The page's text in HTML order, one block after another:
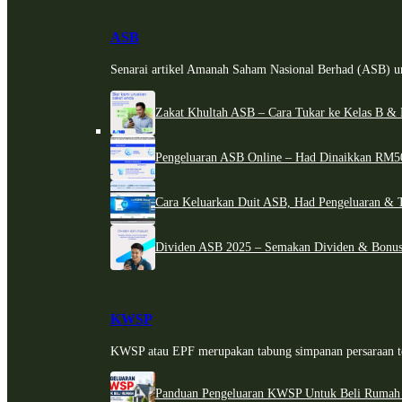
ASB
Senarai artikel Amanah Saham Nasional Berhad (ASB)
Zakat Khultah ASB – Cara Tukar ke Kelas B &
Pengeluaran ASB Online – Had Dinaikkan
Cara Keluarkan Duit ASB, Had Pengeluaran &
Dividen ASB 2025 – Semakan Dividen &
KWSP
KWSP atau EPF merupakan tabung simpanan persaraan
Panduan Pengeluaran KWSP Untuk Beli